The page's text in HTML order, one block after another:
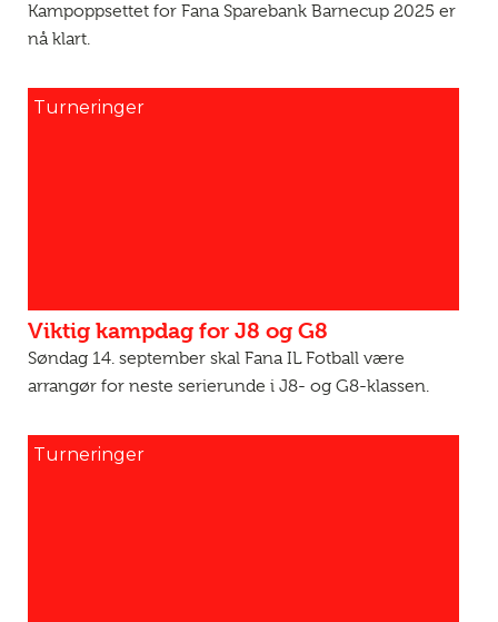
Kampoppsettet for Fana Sparebank Barnecup 2025 er
nå klart.
Turneringer
Viktig kampdag for J8 og G8
Søndag 14. september skal Fana IL Fotball være
arrangør for neste serierunde i J8- og G8-klassen.
Turneringer